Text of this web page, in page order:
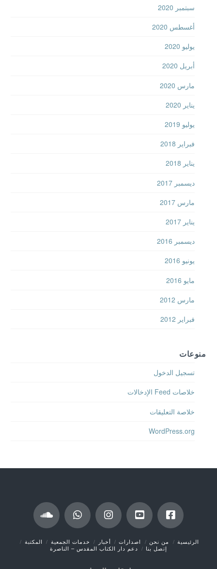
سبتمبر 2020
أغسطس 2020
يوليو 2020
أبريل 2020
مارس 2020
يناير 2020
يوليو 2019
فبراير 2018
يناير 2018
ديسمبر 2017
مارس 2017
يناير 2017
ديسمبر 2016
يونيو 2016
مايو 2016
مارس 2012
فبراير 2012
منوعات
تسجيل الدخول
خلاصات Feed الإدخالات
خلاصة التعليقات
WordPress.org
الرئيسية من نحن اصدارات أخبار خدمات الجمعية
المكتبة
إتصل بنا
دعم دار الكتاب المقدس – الناصرة